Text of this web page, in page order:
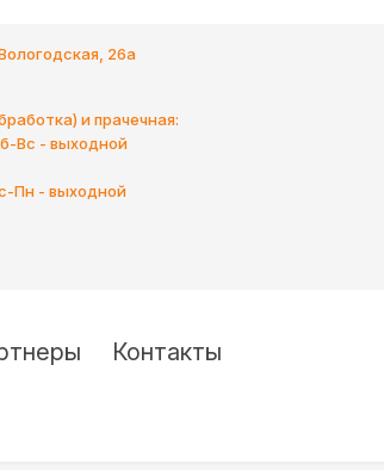
26а
и прачечная:
Вс - выходной
Пн - выходной
Контакты